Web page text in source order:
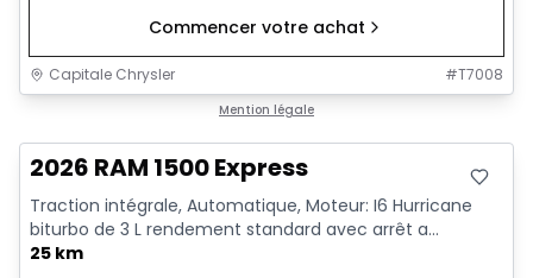
Commencer votre achat
Capitale Chrysler #T7008
Mention légale
2026 RAM 1500 Express
Traction intégrale, Automatique, Moteur: I6 Hurricane
biturbo de 3 L rendement standard avec arrêt a...
25 km